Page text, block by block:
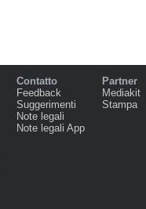
Contatto
Feedback
Suggerimenti
Note legali
Note legali App
Partner
Mediakit
Stampa